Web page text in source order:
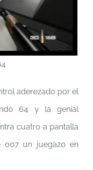
aderezado por el
64 y la genial
cuatro a pantalla
007 un juegazo en